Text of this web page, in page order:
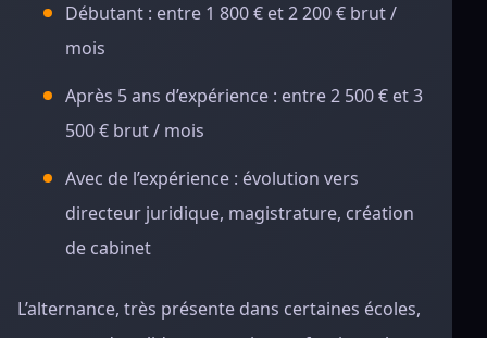
Débutant : entre 1 800 € et 2 200 € brut /
mois
Après 5 ans d’expérience : entre 2 500 € et 3
500 € brut / mois
Avec de l’expérience : évolution vers
directeur juridique, magistrature, création
de cabinet
L’alternance, très présente dans certaines écoles,